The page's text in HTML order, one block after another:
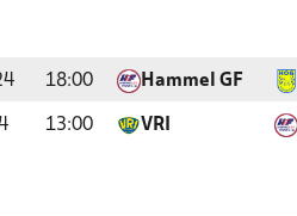
18:00 Hammel GF
13:00 VRI